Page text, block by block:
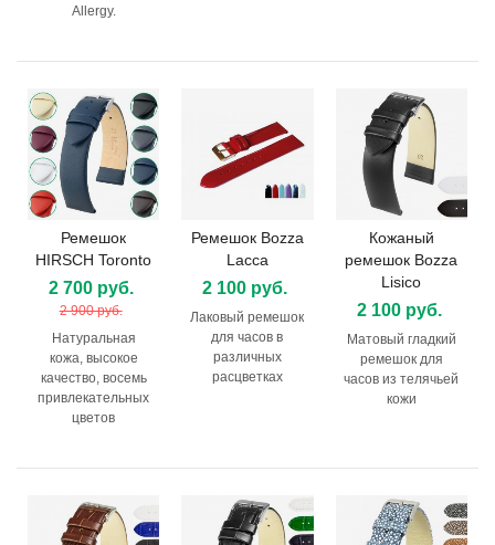
Allergy.
Ремешок
HIRSCH Toronto
2 700 руб.
2 900 руб.
Натуральная
кожа, высокое
качество, восемь
привлекательных
цветов
Ремешок Bozza
Lacca
2 100 руб.
Лаковый ремешок
для часов в
различных
расцветках
Кожаный
ремешок Bozza
Lisico
2 100 руб.
Матовый гладкий
ремешок для
часов из телячьей
кожи